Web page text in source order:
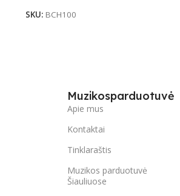
SKU: BCH100
Muzikosparduotuvė
Apie mus
Kontaktai
Tinklaraštis
Muzikos parduotuvė
Šiauliuose